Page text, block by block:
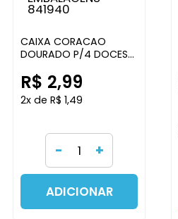
CAIXA CORACAO
DOURADO P/4 DOCES
R$ 2,99
2x de R$ 1,49
- +
ADICIONAR